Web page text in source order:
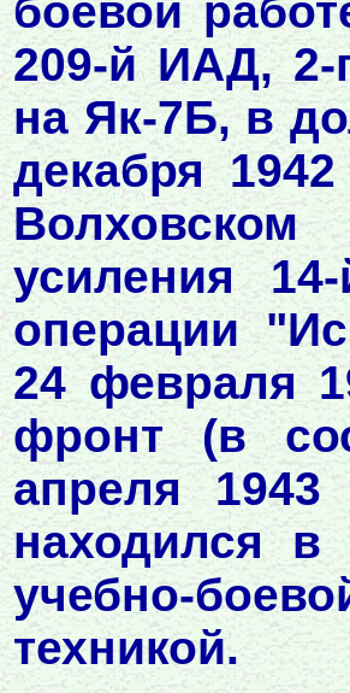
боевой
209-й ИАД, 2-
на Як-7Б, в
декабря
усиления
операции
24 февраля
фронт (в
апреля
находился в
учебно-
техникой.